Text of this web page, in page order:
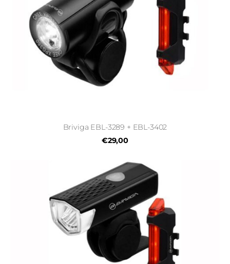
Briviga EBL-3289 + EBL-3402
€29,00